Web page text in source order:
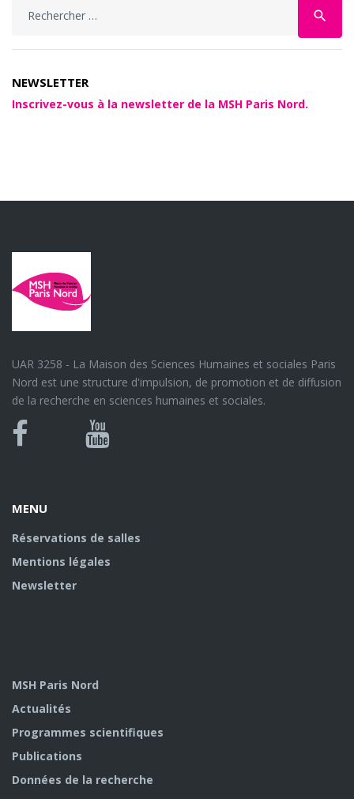
search
NEWSLETTER
Inscrivez-vous à la newsletter de la MSH Paris Nord.
UAR 3258 - La Maison des Sciences Humaines et sociales Paris
Nord est une structure d'impulsion, de promotion et de diffusion
de la recherche en sciences humaines et sociales.
MENU
Réservations de salles
Mentions légales
Newsletter
MSH Paris Nord
Actualités
Programmes scientifiques
Publications
Données de la recherche